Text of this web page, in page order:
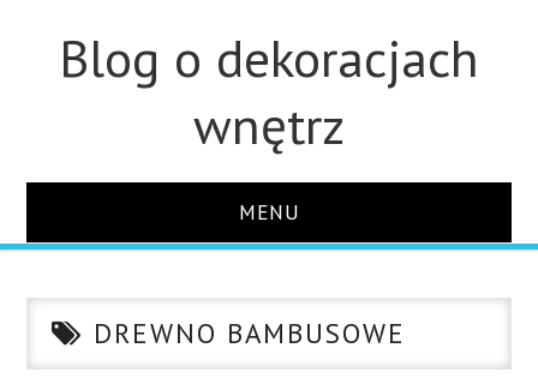
Blog o dekoracjach
wnętrz
MENU
ŁAZIENKADREWNO BAMBUSOWE